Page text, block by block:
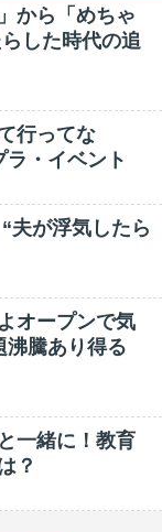
から「めちゃ
した時代の追
行ってな
・イベント
夫が浮気したら
オープンで気
騰あり得る
一緒に！教育
？